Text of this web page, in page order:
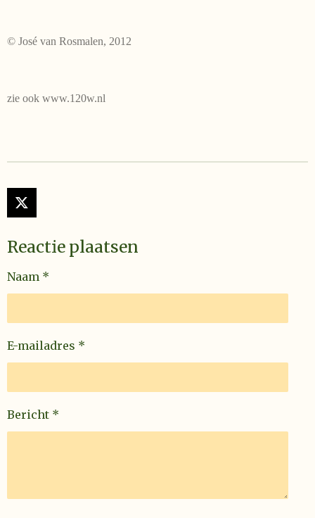
© José van Rosmalen, 2012
zie ook www.120w.nl
X
Reactie plaatsen
Naam *
E-mailadres *
Bericht *